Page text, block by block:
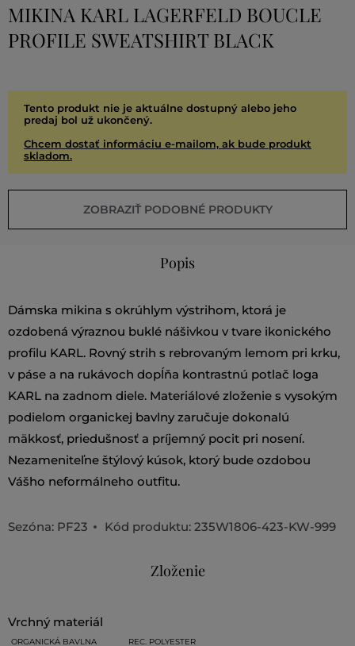
MIKINA KARL LAGERFELD BOUCLE
PROFILE SWEATSHIRT BLACK
Tento produkt nie je aktuálne dostupný alebo jeho
predaj bol už ukončený.
Chcem dostať informáciu e-mailom, ak bude produkt
skladom.
ZOBRAZIŤ PODOBNÉ PRODUKTY
Popis
Dámska mikina s okrúhlym výstrihom, ktorá je
ozdobená výraznou buklé nášivkou v tvare ikonického
profilu KARL. Rovný strih s rebrovaným lemom pri krku,
v páse a na rukávoch dopĺňa kontrastnú potlač loga
KARL na zadnom diele. Materiálové zloženie s vysokým
podielom organickej bavlny zaručuje dokonalú
mäkkosť, priedušnosť a príjemný pocit pri nosení.
Nezameniteľne štýlový kúsok, ktorý bude ozdobou
Vášho neformálneho outfitu.
Sezóna: PF23 Kód produktu: 235W1806-423-KW-999
Zloženie
vrchný materiál
ORGANICKÁ BAVLNA REC. POLYESTER